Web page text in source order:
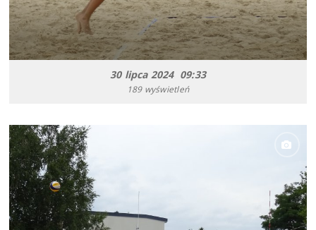
30 lipca 2024 09:33
189 wyświetleń